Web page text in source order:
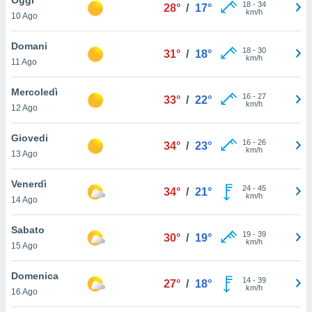
è
al sito
di
ci
di
il
un
la
nella
10 Ago
28° / 17° 18- 34
km/h
Domani
11 Ago
31° / 18° 18- 30
km/h
Mercoledì
12 Ago
33° / 22° 16- 27
km/h
Giovedi
13 Ago
34° / 23° 16- 26
km/h
Venerdì
14 Ago
34° / 21° 24- 45
km/h
Sabato
15 Ago
30° / 19° 19- 39
km/h
Domenica
16 Ago
27° / 18° 14- 39
km/h